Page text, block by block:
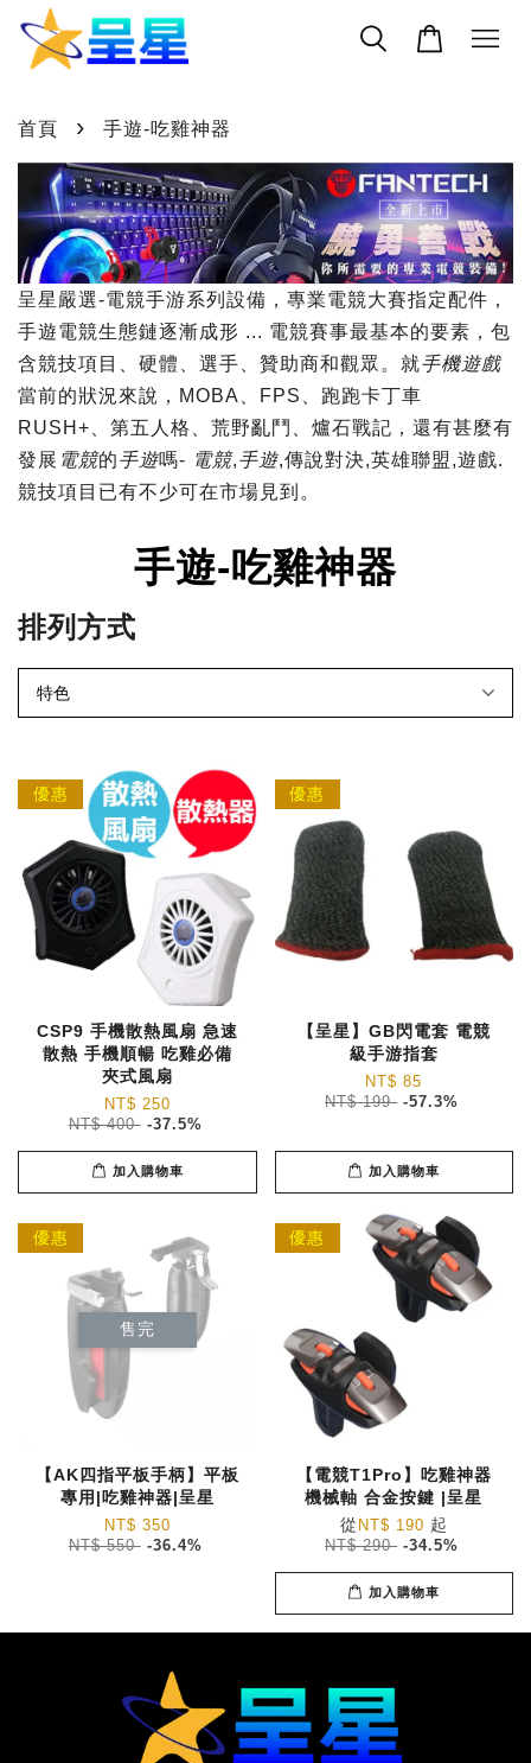
首頁 › 手遊-吃雞神器
呈星嚴選-電競手游系列設備，專業電競大賽指定配件，
手遊電競生態鏈逐漸成形 ... 電競賽事最基本的要素，包
含競技項目、硬體、選手、贊助商和觀眾。就手機遊戲
當前的狀況來說，MOBA、FPS、跑跑卡丁車
RUSH+、第五人格、荒野亂鬥、爐石戰記，還有甚麼有
發展 電競的手遊嗎- 電競,手遊,傳說對決,英雄聯盟,遊戲.
競技項目已有不少可在市場見到。
手遊-吃雞神器
排列方式
優惠
CSP9 手機散熱風扇 急速
散熱 手機順暢 吃雞必備
夾式風扇
NT$ 250
NT$ 400 -37.5%
加入購物車
優惠
【呈星】GB閃電套 電競
級手游指套
NT$ 85
NT$ 199 -57.3%
加入購物車
優惠
售完
【AK四指平板手柄】平板
專用|吃雞神器|呈星
NT$ 350
NT$ 550 -36.4%
優惠
【電競T1Pro】吃雞神器
機械軸 合金按鍵 |呈星
從 NT$ 190 起
NT$ 290 -34.5%
加入購物車